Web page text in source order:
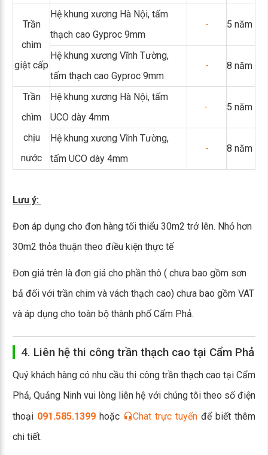
Trần
chìm
giật cấp
Hệ khung xương Hà Nội, tấm
thạch cao Gyproc 9mm
- 5 năm
Hệ khung xương Vĩnh Tường,
tấm thạch cao Gyproc 9mm
- 8 năm
Trần
chìm
chịu
nước
Hệ khung xương Hà Nội, tấm
UCO dày 4mm
- 5 năm
Hệ khung xương Vĩnh Tường,
tấm UCO dày 4mm
- 8 năm
Lưu ý:
Đơn áp dụng cho đơn hàng tối thiểu 30m2 trở lên. Nhỏ hơn
30m2 thỏa thuận theo điều kiện thực tế
Đơn giá trên là đơn giá cho phần thô ( chưa bao gồm sơn
bả đối với trần chim và vách thạch cao) chưa bao gồm VAT
và áp dụng cho toàn bộ thành phố Cẩm Phả.
4. Liên hệ thi công trần thạch cao tại Cẩm Phả
Quý khách hàng có nhu cầu thi công trần thạch cao tại Cẩm
Phả, Quảng Ninh vui lòng liên hệ với chúng tôi theo số điện
thoại 091.585.1399 hoặc Chat trực tuyến để biết thêm
chi tiết.